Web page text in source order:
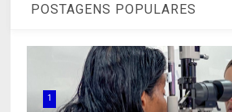
POSTAGENS POPULARES
1